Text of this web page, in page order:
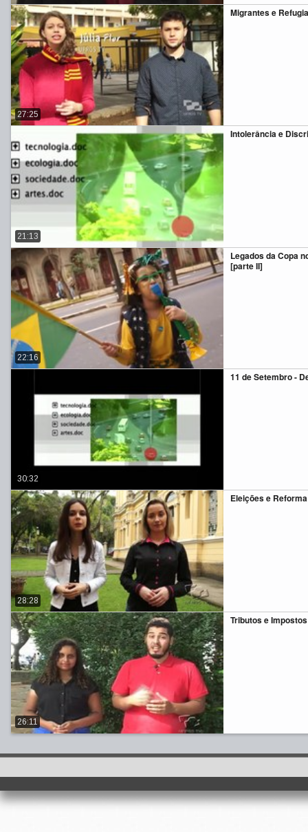
Migrantes e
27:25
Intolerância e
21:13
Legados da Copa
[parte II]
22:16
11 de Setembro -
30:32
Eleições e
28:28
Tributos e
26:11